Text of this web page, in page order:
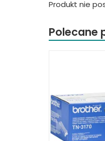
Produkt nie
Polecane